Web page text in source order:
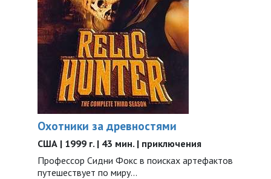
Охотники за древностями
США | 1999 г. | 43 мин. | приключения
Профессор Сидни Фокс в поисках артефактов
путешествует по миру...